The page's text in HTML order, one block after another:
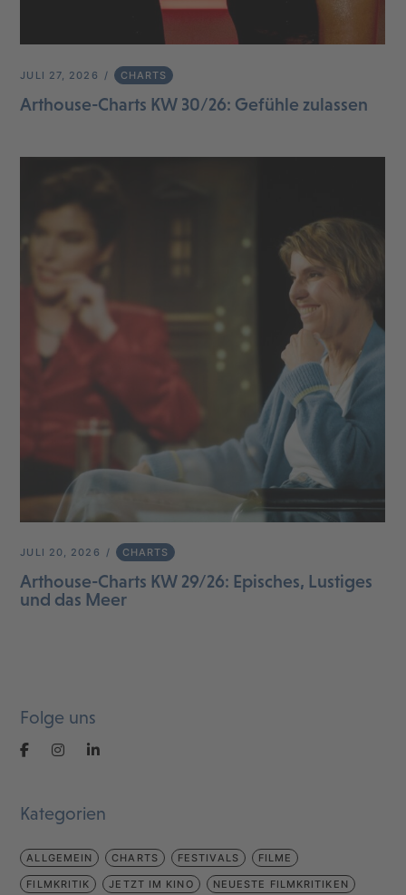
JULI 27, 2026 CHARTS
Arthouse-Charts KW 30/26: Gefühle zulassen
JULI 20, 2026 CHARTS
Arthouse-Charts KW 29/26: Episches, Lustiges
und das Meer
Folge uns
Kategorien
ALLGEMEIN CHARTS FESTIVALS FILME
FILMKRITIK JETZT IM KINO NEUESTE FILMKRITIKEN